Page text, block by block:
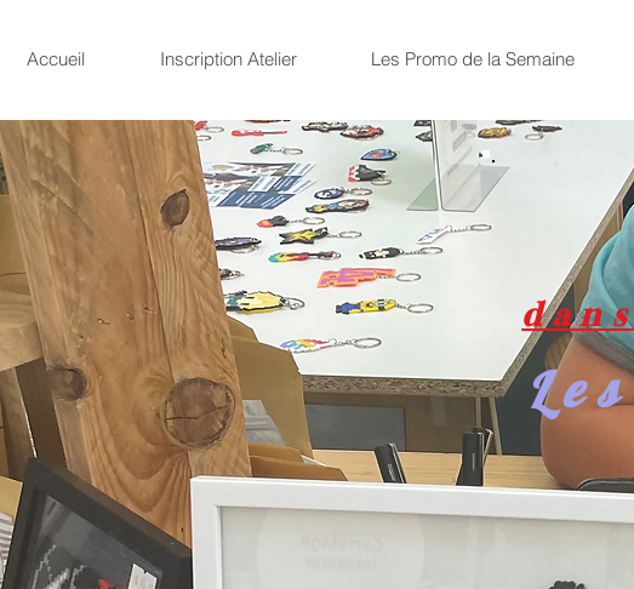
Accueil Inscription Atelier Les Promo de la Semaine
dans
Les